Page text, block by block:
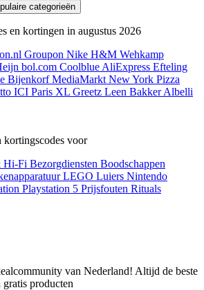
categorieën
en kortingen in augustus 2026
Groupon Nike H&M Wehkamp
bol.com Coolblue AliExpress Efteling
BijenkorfMediaMarkt New York Pizza
ICI Paris XL Greetz Leen BakkerAlbelli
kortingscodes voor
Hi-Fi Bezorgdiensten Boodschappen
LEGO Luiers Nintendo
Playstation 5 Prijsfouten Rituals
van Nederland! Altijd de beste
gratis producten